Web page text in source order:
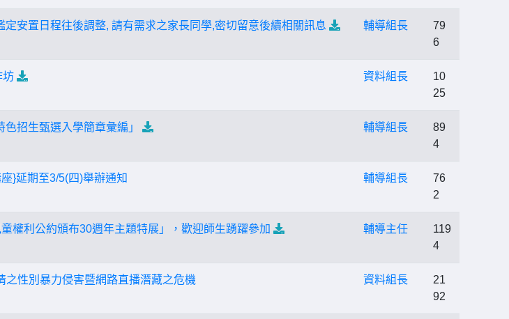
安置日程往後調整, 請有需求之家長同學,密切留意後續相關訊息 輔導組長
79
6
坊 資料組長
10
25
招生甄選入學簡章彙編」 輔導組長
89
4
}延期至3/5(四)舉辦通知 輔導組長
76
2
權利公約頒布30週年主題特展」，歡迎師生踴躍參加 輔導主任
119
4
之性別暴力侵害暨網路直播潛藏之危機 資料組長
21
92